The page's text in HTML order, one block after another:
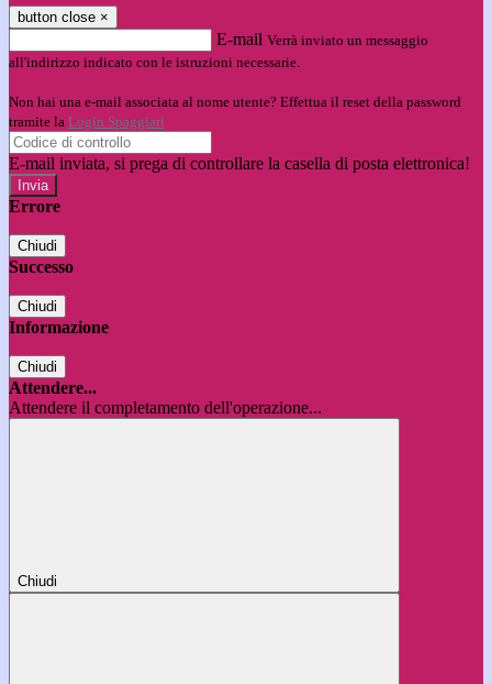
button close ×
E-mail Verrà inviato un messaggio
all'indirizzo indicato con le istruzioni necessarie.
Non hai una e-mail associata al nome utente? Effettua il reset della password
tramite la Login Spaggiari
E-mail inviata, si prega di controllare la casella di posta elettronica!
Errore
Chiudi
Successo
Chiudi
Informazione
Chiudi
Attendere...
Attendere il completamento dell'operazione...
Chiudi